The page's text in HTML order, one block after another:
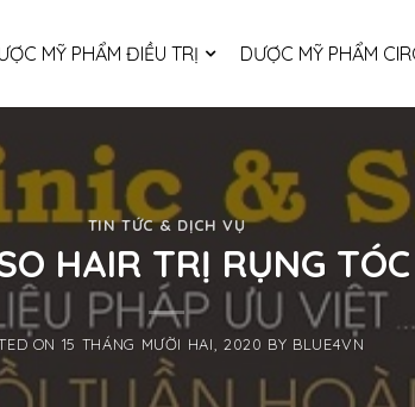
MỸ PHẨM ĐIỀU TRỊ DƯỢC MỸ PHẨM
TIN TỨC & DỊCH VỤ
HAIR TRỊ RỤNG
ON 15 THÁNG MƯỜI HAI, 2020 BY BLUE4VN